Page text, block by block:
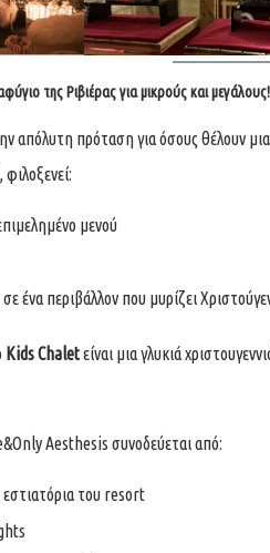
της Ριβιέρας για μικρούς και μεγάλους!
απόλυτη πρόταση για όσους θέλουν
μενού
ένα περιβάλλον που μυρίζει
Kids Chaletείναι μια γλυκιά
Aesthesis συνοδεύεται από:
του resort